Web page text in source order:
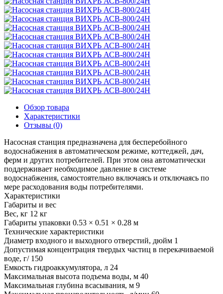
Обзор товара
Характеристики
Отзывы (0)
Насосная станция предназначена для бесперебойного
водоснабжения в автоматическом режиме, коттеджей, дач,
ферм и других потребителей. При этом она автоматически
поддерживает необходимое давление в системе
водоснабжения, самостоятельно включаясь и отключаясь по
мере расходования воды потребителями.
Характеристики
Габариты и вес
Вес, кг 12 кг
Габариты упаковки 0.53 × 0.51 × 0.28 м
Технические характеристики
Диаметр входного и выходного отверстий, дюйм 1
Допустимая концентрация твердых частиц в перекачиваемой
воде, г/ 150
Емкость гидроаккумулятора, л 24
Максимальная высота подъема воды, м 40
Максимальная глубина всасывания, м 9